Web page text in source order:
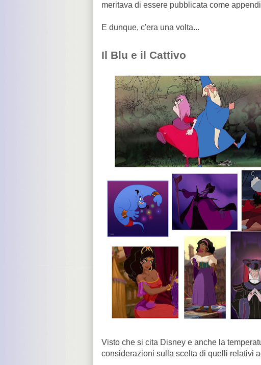
meritava di essere pubblicata come
E dunque, c'era una volta...
Il Blu e il Cattivo
Visto che si cita Disney e anche la
considerazioni sulla scelta di quelli relativi